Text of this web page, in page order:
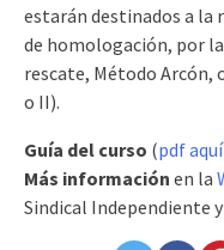
estarán destinados a la
de homologación, por la
rescate, Método
o II).
Guía del curso (pdf aquí
Más información en la
Sindical Independiente